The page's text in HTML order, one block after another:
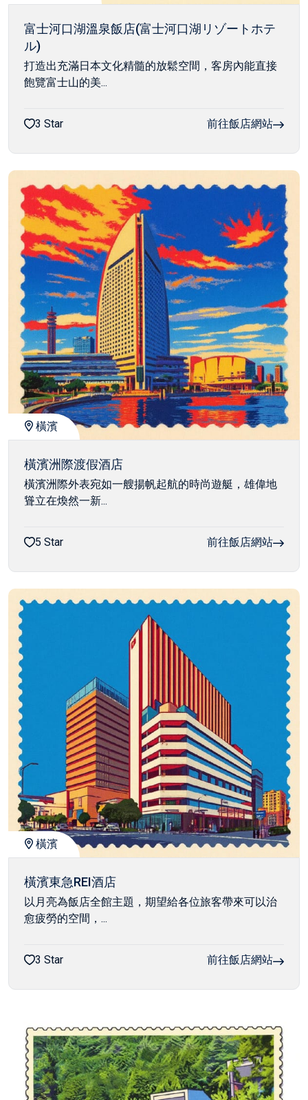
富士河口湖溫泉飯店(富士河口湖リゾートホテ
ル)
打造出充滿日本文化精髓的放鬆空間，客房內能直接
飽覽富士山的美...
3 Star 前往飯店網站
橫濱
橫濱洲際渡假酒店
橫濱洲際外表宛如一艘揚帆起航的時尚遊艇，雄偉地
聳立在煥然一新...
5 Star 前往飯店網站
橫濱
橫濱東急REI酒店
以月亮為飯店全館主題，期望給各位旅客帶來可以治
愈疲勞的空間，...
3 Star 前往飯店網站